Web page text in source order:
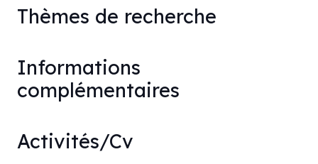
Thèmes de recherche
Informations
complémentaires
Activités/Cv